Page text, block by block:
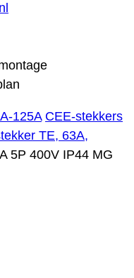
125A CEE-stekkers
TE, 63A,
5P 400V IP44 MG